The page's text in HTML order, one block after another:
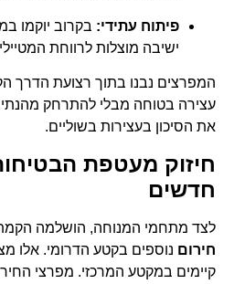
פיתוח עתידי: בקרוב יוקמו
ישיבה מוצלות לרווחת
המפרצים נבנו בתוך רצועת הדרך
עצירה בטוחה מבלי להתרחק
את הסיכון בעצירות בשוליים.
חיזוק מעטפת
חדשים
לצד מתחמי המנוחה, הושלמה
חירום נוספים בקטע הדרומי. אלו